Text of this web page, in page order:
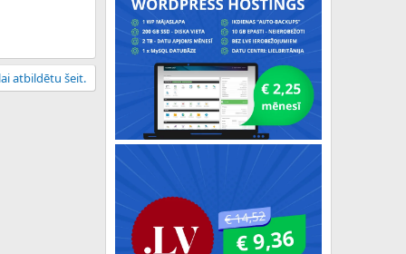
atbildētu šeit.